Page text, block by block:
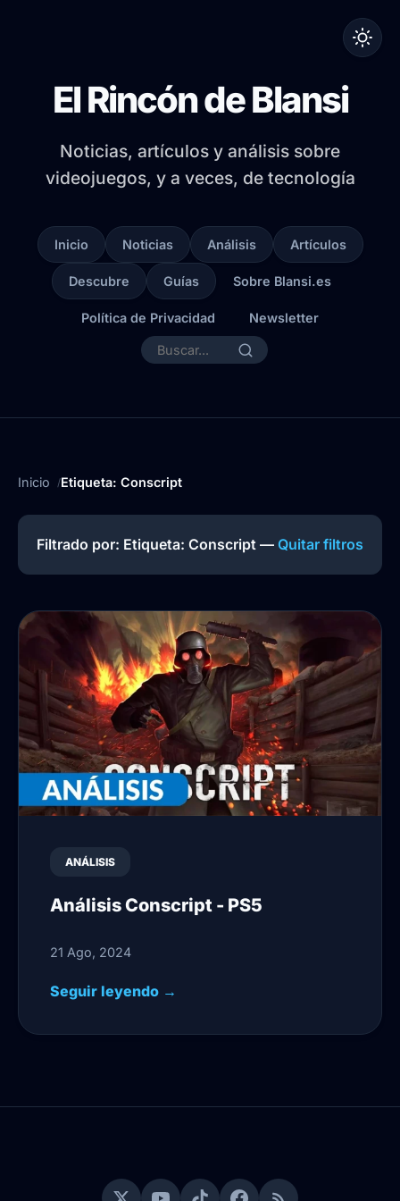
El Rincón de Blansi
Noticias, artículos y análisis sobre
videojuegos, y a veces, de tecnología
Inicio Noticias Análisis Artículos
Descubre Guías Sobre Blansi.es
Política de Privacidad Newsletter
Inicio Etiqueta: Conscript
Filtrado por: Etiqueta: Conscript — Quitar filtros
ANÁLISIS
Análisis Conscript - PS5
21 Ago, 2024
Seguir leyendo →